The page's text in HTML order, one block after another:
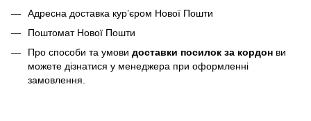
Адресна доставка курʼєром Нової Пошти
Поштомат Нової Пошти
Про способи та умови доставки посилок за кордон ви
можете дізнатися у менеджера при оформленні
замовлення.